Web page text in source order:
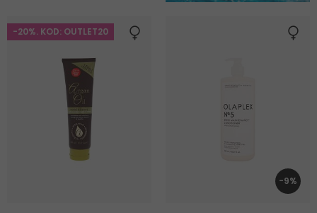
-20%. KOD: OUTLET20
-9%